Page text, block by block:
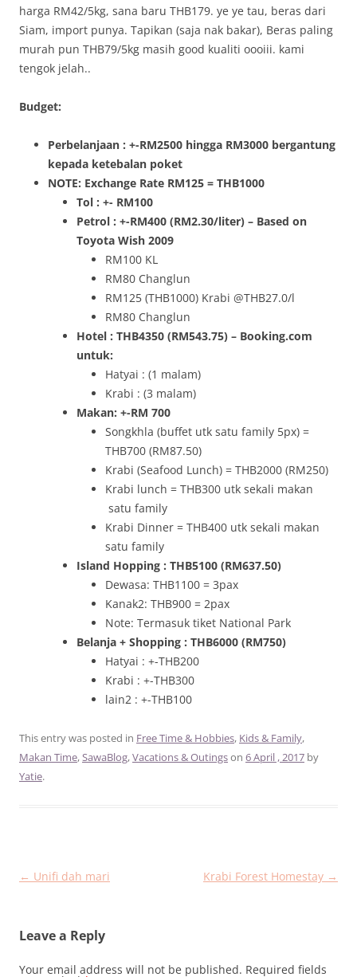
harga RM42/5kg, sana baru THB179. ye ye tau, beras dari
Siam, import punya. Tapikan (saja nak bakar), Beras paling
murah pun THB79/5kg masih good kualiti oooiii. kami
tengok jelah..
Budget:
Perbelanjaan : +-RM2500 hingga RM3000 bergantung
kepada ketebalan poket
NOTE: Exchange Rate RM125 = THB1000
Tol : +- RM100
Petrol : +-RM400 (RM2.30/liter) – Based on
Toyota Wish 2009
RM100 KL
RM80 Changlun
RM125 (THB1000) Krabi @THB27.0/l
RM80 Changlun
Hotel : THB4350 (RM543.75) – Booking.com
untuk:
Hatyai : (1 malam)
Krabi : (3 malam)
Makan: +-RM 700
Songkhla (buffet utk satu family 5px) =
THB700 (RM87.50)
Krabi (Seafood Lunch) = THB2000 (RM250)
Krabi lunch = THB300 utk sekali makan
satu family
Krabi Dinner = THB400 utk sekali makan
satu family
Island Hopping : THB5100 (RM637.50)
Dewasa: THB1100 = 3pax
Kanak2: THB900 = 2pax
Note: Termasuk tiket National Park
Belanja + Shopping : THB6000 (RM750)
Hatyai : +-THB200
Krabi : +-THB300
lain2 : +-THB100
This entry was posted in Free Time & Hobbies, Kids & Family,
Makan Time,SawaBlog,Vacations & Outingson 6 April , 2017 by
Yatie.
Post
← Unifi dah mari Krabi Forest Homestay →
Leave a Reply
Your email address will not be published. Required fields